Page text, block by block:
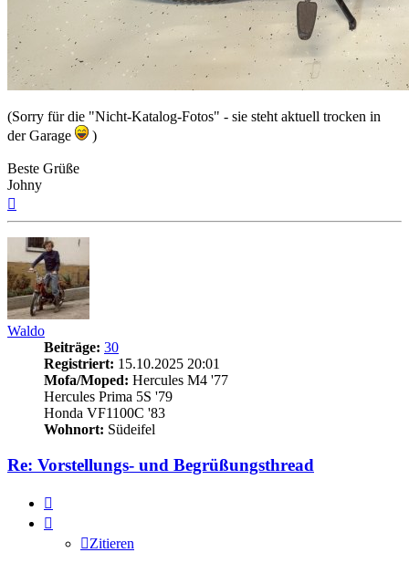
(Sorry für die "Nicht-Katalog-Fotos" - sie steht aktuell trocken in
der Garage
)
Beste Grüße
Johny
Waldo
Beiträge: 30
Registriert: 15.10.2025 20:01
Mofa/Moped: Hercules M4 '77
Hercules Prima 5S '79
Honda VF1100C '83
Wohnort: Südeifel
Re: Vorstellungs- und Begrüßungsthread
Zitieren